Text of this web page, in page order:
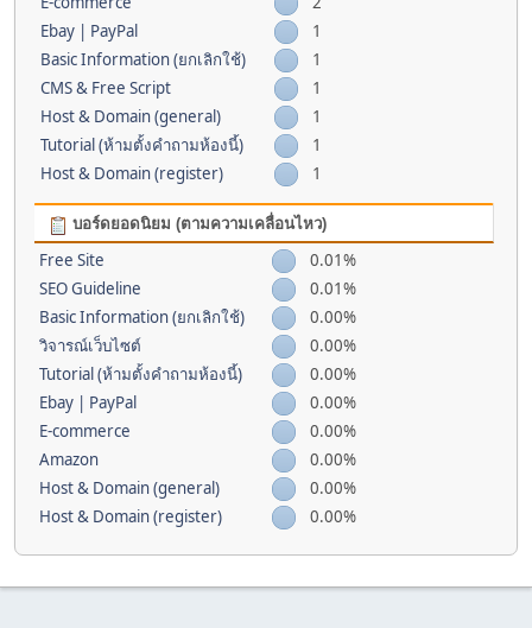
Ebay | PayPal
1
Basic Information (ยกเลิกใช้)
1
CMS & Free Script
1
Host & Domain (general)
1
Tutorial (ห้ามตั้งคำถามห้องนี้)
1
Host & Domain (register)
1
บอร์ดยอดนิยม (ตามความเคลื่อนไหว)
Free Site
0.01%
SEO Guideline
0.01%
Basic Information (ยกเลิกใช้)
0.00%
วิจารณ์เว็บไซต์
0.00%
Tutorial (ห้ามตั้งคำถามห้องนี้)
0.00%
Ebay | PayPal
0.00%
E-commerce
0.00%
Amazon
0.00%
Host & Domain (general)
0.00%
Host & Domain (register)
0.00%